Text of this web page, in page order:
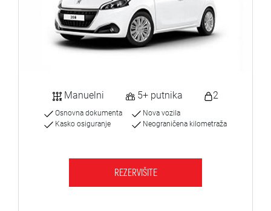
Manuelni 5+ putnika 2
Osnovna dokumenta
Kasko osiguranje
Nova vozila
Neograničena kilometraža
REZERVIŠITE